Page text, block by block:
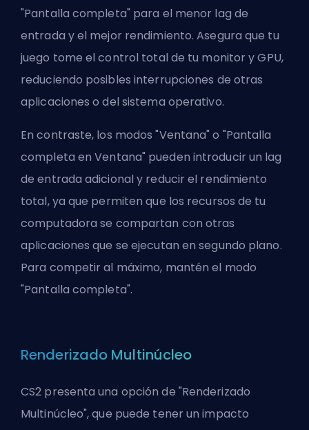
"Pantalla completa" para el menor lag de
entrada y el mejor rendimiento. Asegura que tu
juego tome el control total de tu monitor y GPU,
reduciendo posibles interrupciones de otras
aplicaciones o del sistema operativo.
En contraste, los modos "Ventana" o "Pantalla
completa en Ventana" pueden introducir un lag
de entrada adicional y reducir el rendimiento
total, ya que permiten que los recursos de tu
computadora se compartan con otras
aplicaciones que se ejecutan en segundo plano.
Para competir al máximo, mantén el modo
"Pantalla completa".
Renderizado Multinúcleo
CS2 presenta una opción de "Renderizado
Multinúcleo", que puede tener un impacto